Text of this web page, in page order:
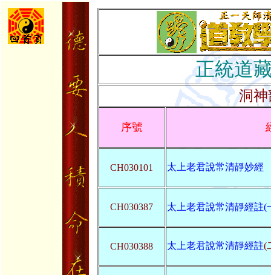
正統道
洞
序號
CH030101 太上老君說常清靜妙經
CH030387 太上老君說常清靜經註(
CH030388 太上老君說常清靜經註(